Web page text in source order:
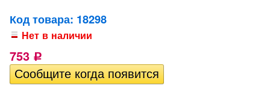
Код товара: 18298
Нет в наличии
753 Р